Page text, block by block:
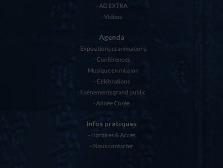
AD EXTRA
Vidéos
Agenda
Expositions et animations
Conférences
Musique en mission
Célébrations
Evénements grand public
Année Corée
Infos pratiques
Horaires & Accès
Nous contacter